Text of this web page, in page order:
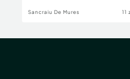
Sancraiu De Mures 11